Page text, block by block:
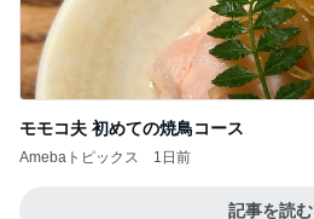
モモコ夫 初めての焼鳥コース
Amebaトピックス 1日前
記事を読む